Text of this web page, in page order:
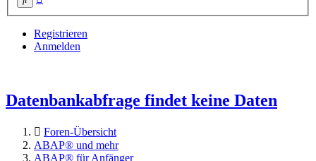
Registrieren
Anmelden
Datenbankabfrage findet keine Daten
Foren-Übersicht
ABAP® und mehr
ABAP® für Anfänger